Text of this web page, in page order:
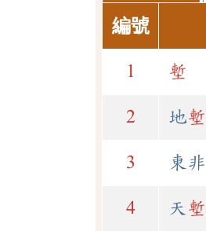
編號
1 塹
2 地塹
3 東
4 天 塹